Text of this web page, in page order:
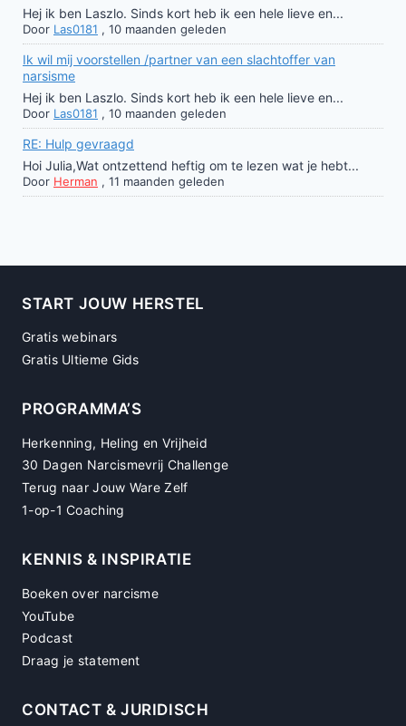
Hej ik ben Laszlo. Sinds kort heb ik een hele lieve en...
Door Las0181 , 10 maanden geleden
Ik wil mij voorstellen /partner van een slachtoffer van
narsisme
Hej ik ben Laszlo. Sinds kort heb ik een hele lieve en...
Door Las0181 , 10 maanden geleden
RE: Hulp gevraagd
Hoi Julia,Wat ontzettend heftig om te lezen wat je hebt...
Door Herman , 11 maanden geleden
START JOUW HERSTEL
Gratis webinars
Gratis Ultieme Gids
PROGRAMMA’S
Herkenning, Heling en Vrijheid
30 Dagen Narcismevrij Challenge
Terug naar Jouw Ware Zelf
1-op-1 Coaching
KENNIS & INSPIRATIE
Boeken over narcisme
YouTube
Podcast
Draag je statement
CONTACT & JURIDISCH